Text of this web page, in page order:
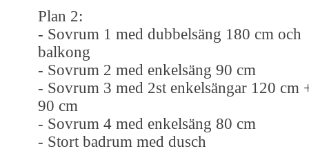
Plan 2:
- Sovrum 1 med dubbelsäng 180 cm och
balkong
- Sovrum 2 med enkelsäng 90 cm
- Sovrum 3 med 2st enkelsängar 120 cm
90 cm
- Sovrum 4 med enkelsäng 80 cm
- Stort badrum med dusch